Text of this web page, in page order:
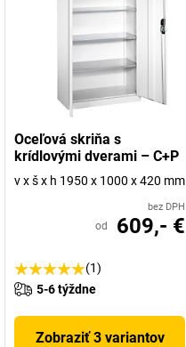
Oceľová skriňa s
krídlovými dverami – C+P
v x š x h 1950 x 1000 x 420 mm
bez DPH
od 609,- €
(1)
5-6 týždne
Zobraziť 3 variantov